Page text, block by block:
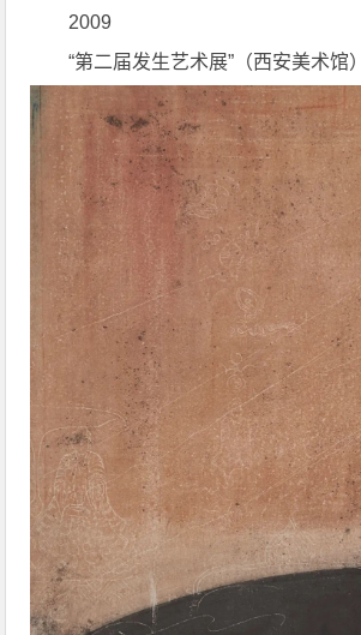
2009
“第二届发生艺术展”（西安美术馆）